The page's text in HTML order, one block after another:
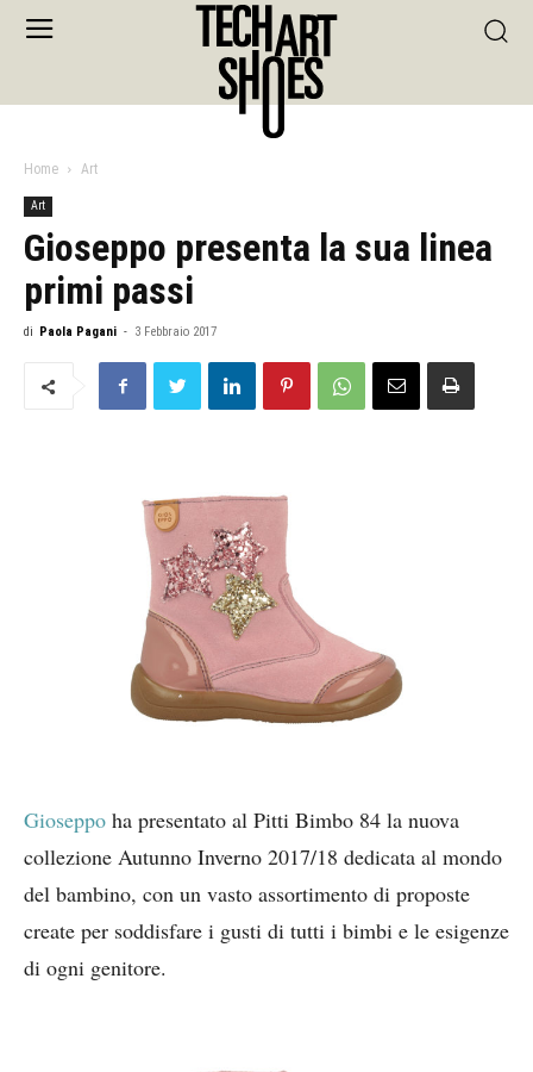
Home Art
Art
Gioseppo presenta la sua linea
primi passi
di Paola Pagani - 3 Febbraio 2017
Gioseppo ha presentato al Pitti Bimbo 84 la nuova
collezione Autunno Inverno 2017/18 dedicata al mondo
del bambino, con un vasto assortimento di proposte
create per soddisfare i gusti di tutti i bimbi e le esigenze
di ogni genitore.